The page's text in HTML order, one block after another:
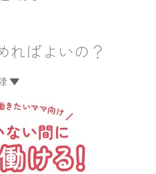
ればよいの？
▼